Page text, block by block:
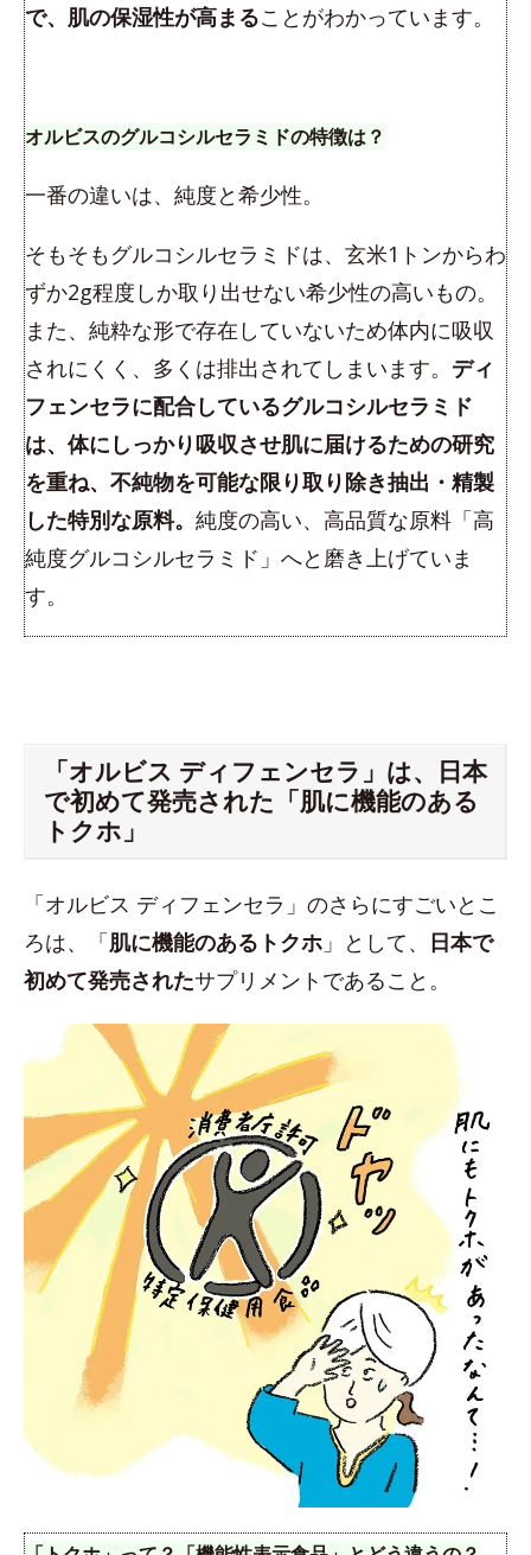
で、肌の保湿性が高まることがわかっています。
オルビスのグルコシルセラミドの特徴は？
一番の違いは、純度と希少性。
そもそもグルコシルセラミドは、玄米1トンからわ
ずか2g程度しか取り出せない希少性の高いもの。
また、純粋な形で存在していないため体内に吸収
されにくく、多くは排出されてしまいます。 ディ
フェンセラに配合しているグルコシルセラミド
は、体にしっかり吸収させ肌に届けるための研究
を重ね、不純物を可能な限り取り除き抽出・精製
した特別な原料。 純度の高い、高品質な原料「高
純度グルコシルセラミド」へと磨き上げていま
す。
「オルビス ディフェンセラ」は、日本
で初めて発売された「肌に機能のある
トクホ」
「オルビス ディフェンセラ」のさらにすごいとこ
ろは、「肌に機能のあるトクホ 」として、 日本で
初めて発売されたサプリメントであること。